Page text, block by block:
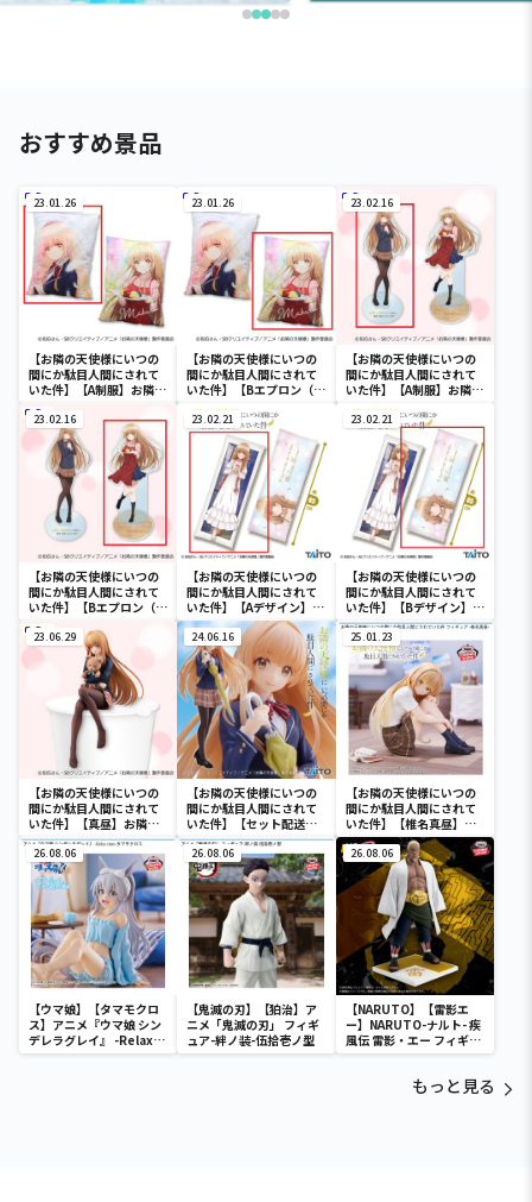
おすすめ景品
23.01.26
【お隣の天使様にいつの
間にか駄目人間にされて
いた件】【A制服】お隣の
天使様にいつの間にか駄
目人間にされていた件
BIGクッション
23.01.26
【お隣の天使様にいつの
間にか駄目人間にされて
いた件】【Bエプロン（描
き下ろし）】お隣の天使
様にいつの間にか駄目人
間にされていた件 BIGク
ッション
23.02.16
【お隣の天使様にいつの
間にか駄目人間にされて
いた件】【A制服】お隣の
天使様にいつの間にか駄
目人間にされていた件
BIGアクリルスタンド
23.02.16
【お隣の天使様にいつの
間にか駄目人間にされて
いた件】【Bエプロン（描
き下ろし）】お隣の天使
様にいつの間にか駄目人
間にされていた件 BIGア
クリルスタンド
23.02.21
【お隣の天使様にいつの
間にか駄目人間にされて
いた件】【Aデザイン】お
隣の天使様にいつの間に
か駄目人間にされていた
件 描き下ろしロングク
ッション
23.02.21
【お隣の天使様にいつの
間にか駄目人間にされて
いた件】【Bデザイン】お
隣の天使様にいつの間に
か駄目人間にされていた
件 描き下ろしロングク
ッション
23.06.29
【お隣の天使様にいつの
間にか駄目人間にされて
いた件】【真昼】お隣の
天使様にいつの間にか駄
目人間にされていた件 ぬ
ーどるストッパーフィギ
ュアー椎名真昼ー
24.06.16
【お隣の天使様にいつの
間にか駄目人間にされて
いた件】【セット配送】
【椎名真昼】お隣の天使
様にいつの間にか駄目人
間にされていた件
Coreful フィギュア 椎
名真昼～制服ver.～
25.01.23
【お隣の天使様にいつの
間にか駄目人間にされて
いた件】【椎名真昼】お
隣の天使様にいつの間に
か駄目人間にされていた
件 フィギュア -椎名真昼-
26.08.06
【ウマ娘】【タマモクロ
ス】アニメ『ウマ娘 シン
デレラグレイ』 -Relax
time-タマモクロス
26.08.06
【鬼滅の刃】【狛治】ア
ニメ「鬼滅の刃」 フィギ
ュア-絆ノ装-伍拾壱ノ型
26.08.06
【NARUTO】【雷影エ
ー】NARUTO-ナルト- 疾
風伝 雷影・エー フィギュ
ア～五影集結…!!～
もっと見る